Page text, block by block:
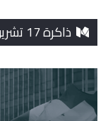
ذاكرة 17 تشرين